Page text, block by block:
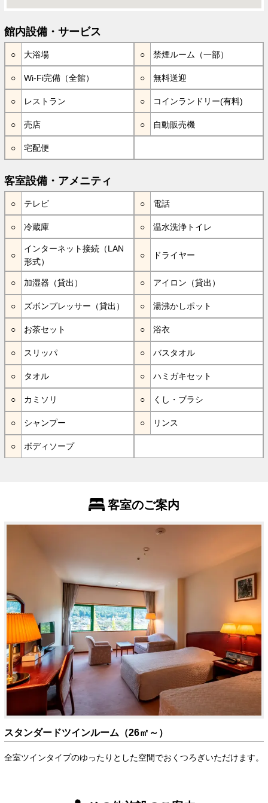
館内設備・サービス
大浴場 禁煙ルーム（一部）
Wi-Fi完備（全館） 無料送迎
レストラン コインランドリー(有料)
売店 自動販売機
宅配便
客室設備・アメニティ
テレビ 電話
冷蔵庫 温水洗浄トイレ
インターネット接続（LAN
形式）
ドライヤー
加湿器（貸出） アイロン（貸出）
ズボンプレッサー（貸出） 湯沸かしポット
お茶セット 浴衣
スリッパ バスタオル
タオル ハミガキセット
カミソリ くし・ブラシ
シャンプー リンス
ボディソープ
客室のご案内
スタンダードツインルーム（26㎡～）
全室ツインタイプのゆったりとした空間でおくつろぎいただけます。